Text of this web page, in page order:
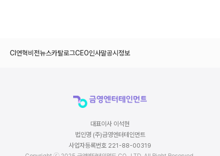
CI 연혁비전뉴스카탈로그CEO인사말공시정보
대표이사 이석현
법인명 (주)금영엔터테인먼트
사업자등록번호 221-88-00319